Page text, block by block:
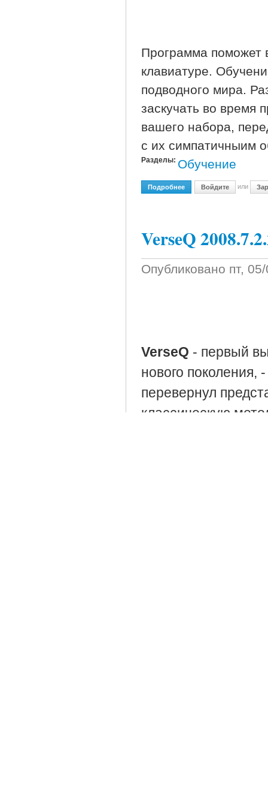
Программа поможет
клавиатуре.
подводного мира.
заскучать во время
вашего набора,
с их симпатичныим
Разделы: Обучение
Подробнее О RapidTyping Tutor
Войдите или
VerseQ
Опубликовано пт,
VerseQ - первый
нового поколения,
перевернул
классическую